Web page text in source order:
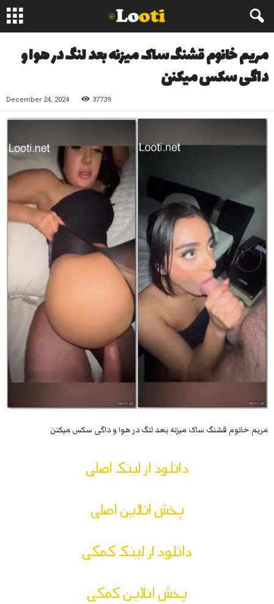
مریم خانوم قشنگ ساک میزنه بعد لنگ در هوا و
داگی سکس میکنن
December 24, 2024 37739
مریم خانوم قشنگ ساک میزنه بعد لنگ در هوا و داگی سکس میکنن
دانلود از لینک اصلی
پخش انلاین اصلی
دانلود از لینک کمکی
پخش انلاین کمکی